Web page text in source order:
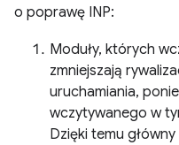
o poprawę INP:
Moduły, których
zmniejszają
uruchamiania,
wczytywanego w
Dzięki temu